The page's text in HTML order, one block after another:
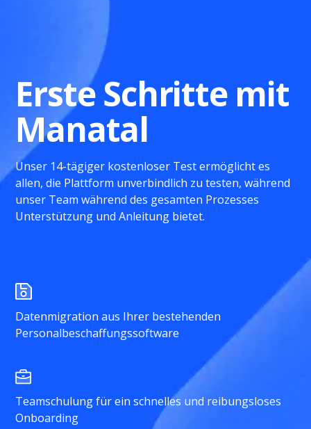
Erste Schritte mit
Manatal
Unser 14-tägiger kostenloser Test ermöglicht es
allen, die Plattform unverbindlich zu testen, während
unser Team während des gesamten Prozesses
Unterstützung und Anleitung bietet.
Datenmigration aus Ihrer bestehenden
Personalbeschaffungssoftware
Teamschulung für ein schnelles und reibungsloses
Onboarding